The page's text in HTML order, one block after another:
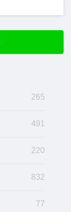
265
491
220
832
77